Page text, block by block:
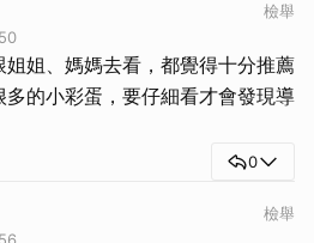
檢舉
姐、媽媽去看，都覺得十分推薦
的小彩蛋，要仔細看才會發現導
0
檢舉